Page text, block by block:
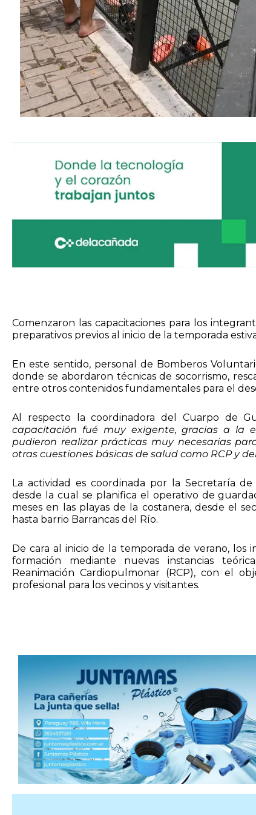
Comenzaron las capacitaciones para los
preparativos previos al inicio de la temporada
En este sentido, personal de Bomberos
donde se abordaron técnicas de socorrismo,
entre otros contenidos fundamentales para el
Al respecto la coordinadora del Cuarpo de
capacitación fué muy exigente, gracias a la
pudieron realizar prácticas muy necesarias
otras cuestiones básicas de salud como RCP y
La actividad es coordinada por la Secretaría
desde la cual se planifica el operativo de
meses en las playas de la costanera, desde el
hasta barrio Barrancas del Río.
De cara al inicio de la temporada de verano,
formación mediante nuevas instancias
Reanimación Cardiopulmonar (RCP), con el
profesional para los vecinos y visitantes.